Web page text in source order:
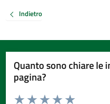
Indietro
Quanto sono chiare le
pagina?
Valuta da 1 a 5 stelle la pagina